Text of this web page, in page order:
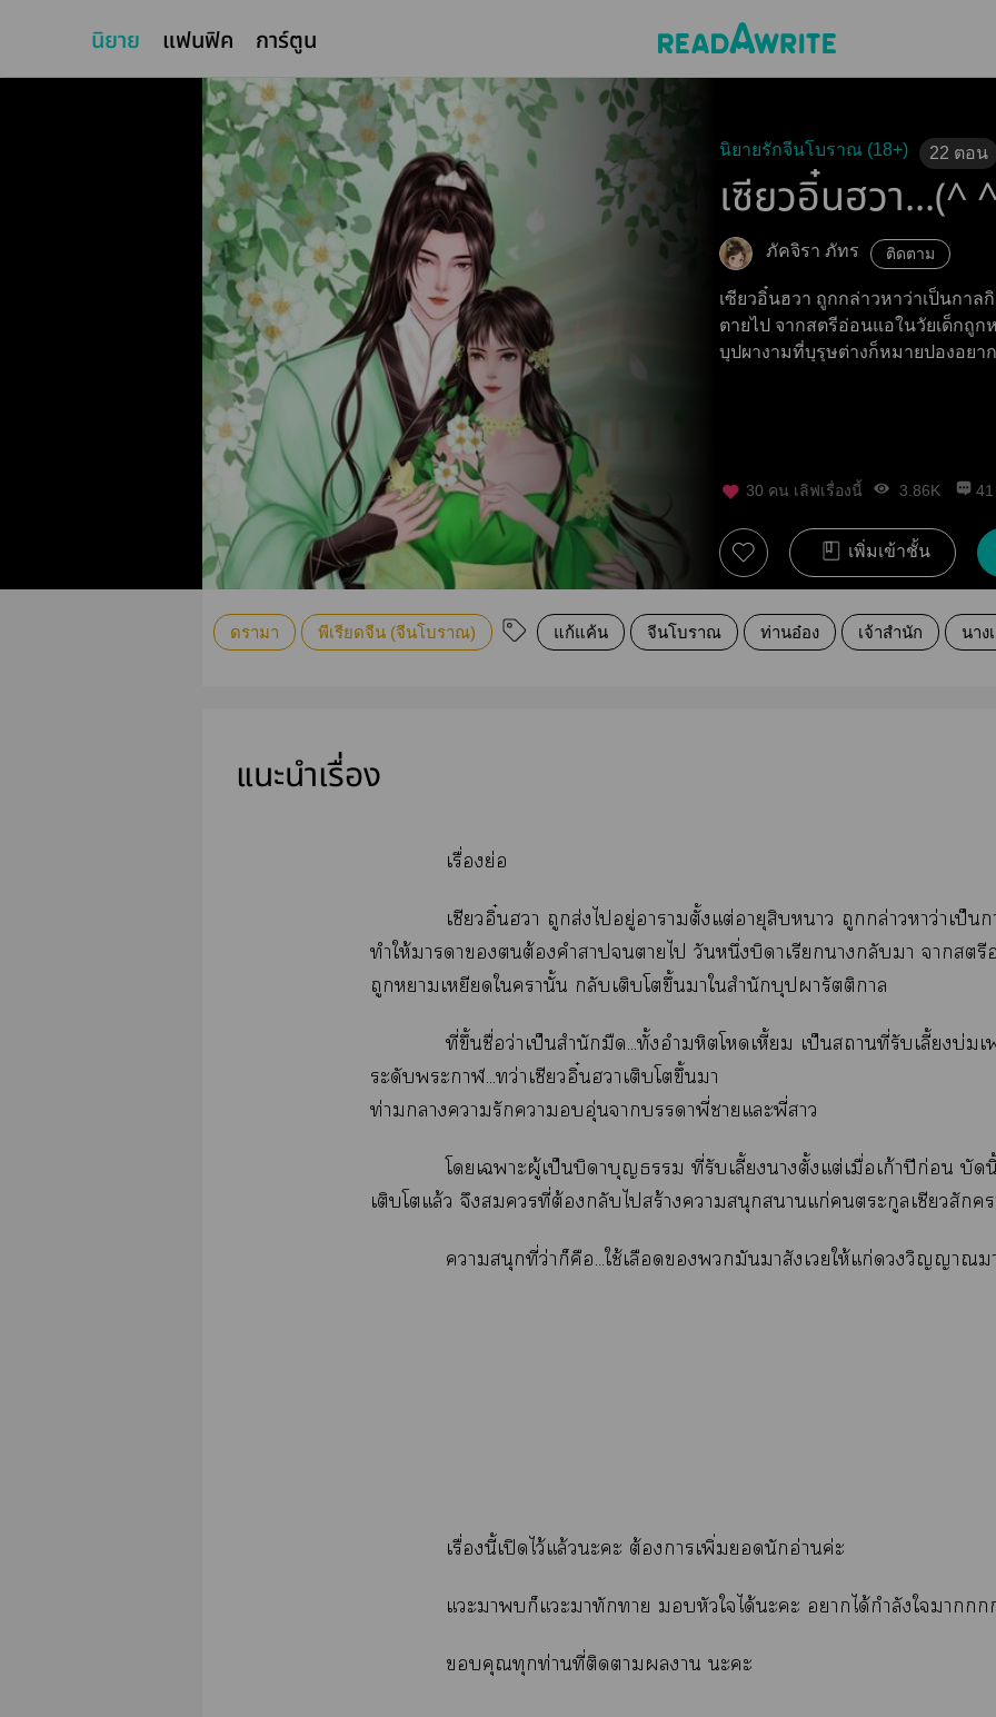
นิยาย แฟนฟิค การ์ตูน
นิยายรักจีนโบราณ (18+) 22 ตอน
เซียวอิ๋นฮวา...(^
ภัคจิรา ภัทร ติดตาม
เซียวอิ๋นฮวา ถูกกล่าวหาว่าเป็นกา
ตายไป จากสตรีอ่อนแอในวัยเด็กถู
บุปผางามที่บุรุษต่างก็หมายปองอยา
30 คน เลิฟเรื่องนี้ 3.86K 41
เพิ่มเข้าชั้น
ดรามา พีเรียดจีน (จีนโบราณ) แก้แค้น จีนโบราณ ท่านอ๋อง เจ้าสำนัก นาง
แนะนำเรื่อง
เรื่องย่อ
เซียวอิ๋นฮา ถูกส่งไอยู่าาตั้งแต่อายุสิบา ถูกกล่าวหาว่าเป็น
ทำให้าาต้องคำาาไ วันหนึ่งบิดาเรียกากลับา าสตรี
ถูกาเหยียดใานั้น กลับเติบโตขึ้นาใสำนักบุปารัตติา
ที่ขึ้นชื่อว่าเป็นสำนักมืด...ทั้งอำมหิตโเหี้ยม เป็นสถานที่รับเลี้ยงบ่มเ
ระดับะา...ทว่าเซียวอิ๋นฮาเติบโตขึ้นมา
ท่าาารักาอุ่นาาพี่าแะพี่า
โเาะผู้เป็นบิดาบุญ ที่รับเลี้ยงาตั้งแต่เมื่อเก้าปีก่อน บัด
เติบโตแล้ว จึงที่ต้องกลับไสร้างาสนุกสนานแก่ตระกูลเซียวสัก
าสนุกที่ว่าก็คือ...ใช้เลือดมันมาสังเวยให้แก่วิญญาณ
เรื่องนี้เปิดไว้แล้วะะ ต้องาเพิ่มนักอ่านค่ะ
แะาก็แะมาทักา หัวใได้ะะ าได้กำลังใา
คุณทุกท่านที่ติดาาน ะะ